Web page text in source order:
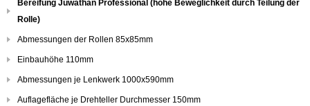
Bereifung Juwathan Professional (hohe Beweglichkeit durch Teilung der
Rolle)
Abmessungen der Rollen 85x85mm
Einbauhöhe 110mm
Abmessungen je Lenkwerk 1000x590mm
Auflagefläche je Drehteller Durchmesser 150mm